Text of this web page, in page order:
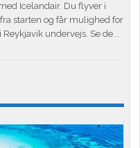
Icelandair. Du flyver i
starten og får mulighed for
undervejs. Se de...